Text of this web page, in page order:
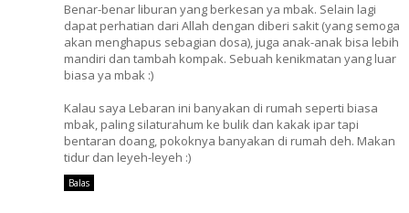
Benar-benar liburan yang berkesan ya mbak. Selain lagi
dapat perhatian dari Allah dengan diberi sakit (yang semoga
akan menghapus sebagian dosa), juga anak-anak bisa lebih
mandiri dan tambah kompak. Sebuah kenikmatan yang luar
biasa ya mbak :)
Kalau saya Lebaran ini banyakan di rumah seperti biasa
mbak, paling silaturahum ke bulik dan kakak ipar tapi
bentaran doang, pokoknya banyakan di rumah deh. Makan
tidur dan leyeh-leyeh :)
Balas